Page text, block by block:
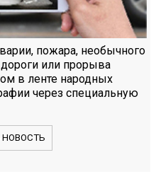
пожара, необычного
или прорыва
в ленте народных
через специальную